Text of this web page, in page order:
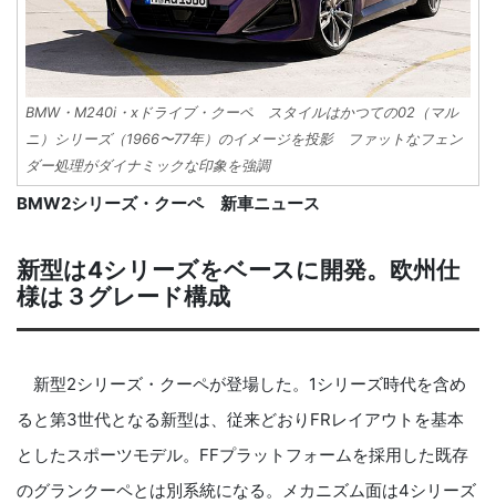
BMW・M240i・xドライブ・クーペ スタイルはかつての02（マル
ニ）シリーズ（1966〜77年）のイメージを投影 ファットなフェン
ダー処理がダイナミックな印象を強調
BMW2シリーズ・クーペ 新車ニュース
新型は4シリーズをベースに開発。欧州仕
様は３グレード構成
新型2シリーズ・クーペが登場した。1シリーズ時代を含め
ると第3世代となる新型は、従来どおりFRレイアウトを基本
としたスポーツモデル。FFプラットフォームを採用した既存
のグランクーペとは別系統になる。メカニズム面は4シリーズ